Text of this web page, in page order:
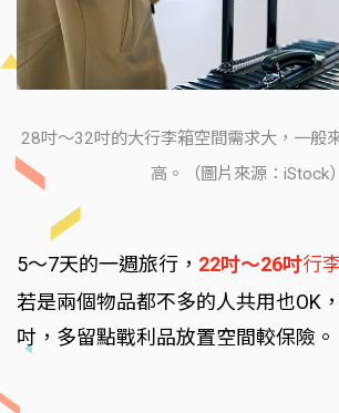
28吋～32吋的大行李箱空間需求大，一般
高。（圖片來源：iStock）
5～7天的一週旅行， 22吋～26吋行
若是兩個物品都不多的人共用也OK
吋，多留點戰利品放置空間較保險。